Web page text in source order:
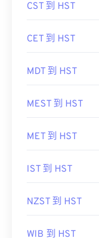
CST 到 HST
CET 到 HST
MDT 到 HST
MEST 到 HST
MET 到 HST
IST 到 HST
NZST 到 HST
WIB 到 HST